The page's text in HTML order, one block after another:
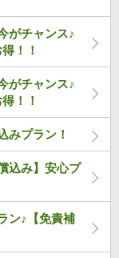
がチャンス♪
！！
がチャンス♪
！！
みプラン！
込み】安心プ
ン♪【免責補